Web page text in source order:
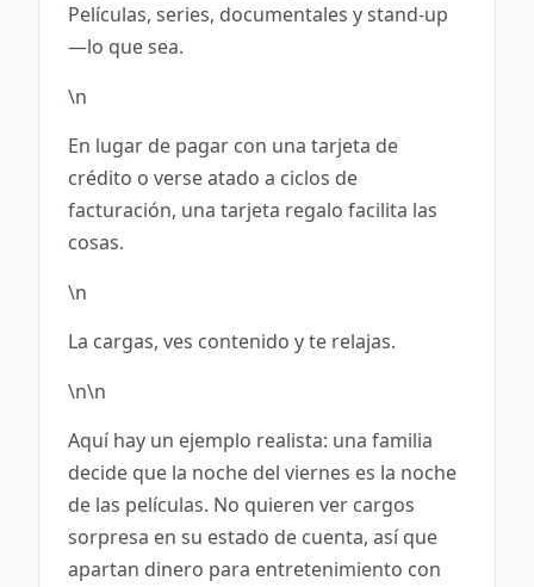
Películas, series, documentales y stand-up
—lo que sea.
\n
En lugar de pagar con una tarjeta de
crédito o verse atado a ciclos de
facturación, una tarjeta regalo facilita las
cosas.
\n
La cargas, ves contenido y te relajas.
\n\n
Aquí hay un ejemplo realista: una familia
decide que la noche del viernes es la noche
de las películas. No quieren ver cargos
sorpresa en su estado de cuenta, así que
apartan dinero para entretenimiento con